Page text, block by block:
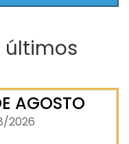
últimos
AGOSTO
2026